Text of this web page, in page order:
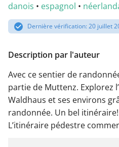
danois • espagnol •
Dernière vérification: 20 juillet
Description par l'auteur
Avec ce sentier de
partie de Muttenz. Explorez
Waldhaus et ses environs
randonnée. Un bel
L’itinéraire pédestre